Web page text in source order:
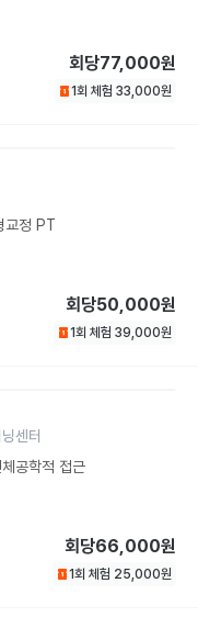
회당77,000원
1회 체험 33,000원
교정 PT
회당50,000원
1회 체험 39,000원
센터
공학적 접근
회당66,000원
1회 체험 25,000원